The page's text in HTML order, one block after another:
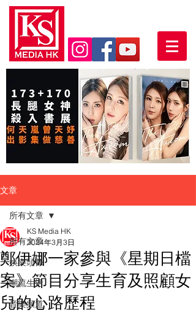
文章
所有文章
娛樂頭條
潮流生活
音樂頻道
所有文章
鄭伊娜一家參與《星期日檔
案》節目分享生育及照顧女
兒的心路歷程
KS Media HK
2024年3月3日